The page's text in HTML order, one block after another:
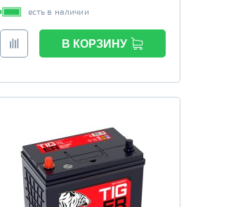
есть в наличии
В КОРЗИНУ